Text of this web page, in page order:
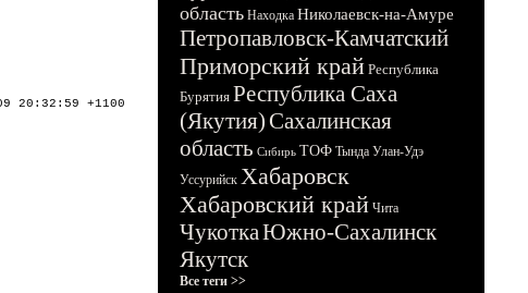
20:32:59 +1100
область Находка Николаевск-на-Амуре
Петропавловск-Камчатский
Приморский край Республика
Бурятия Республика Саха
(Якутия)Сахалинская
область Сибирь ТОФ Тында Улан-Удэ
Уссурийск Хабаровск
Хабаровский край Чита
ЧукоткаЮжно-Сахалинск
Якутск
Все теги >>